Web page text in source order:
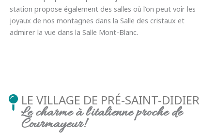
station propose également des salles où l’on peut voir les
joyaux de nos montagnes dans la Salle des cristaux et
admirer la vue dans la Salle Mont-Blanc.
LE VILLAGE DE PRÉ-SAINT-DIDIER
Le charme à l'italienne proche de
Courmayeur!